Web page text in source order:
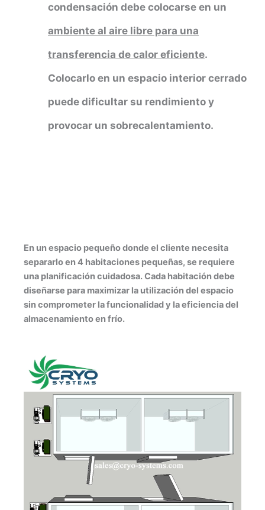
condensación debe colocarse en un
ambiente al aire libre para una
transferencia de calor eficiente.
Colocarlo en un espacio interior cerrado
puede dificultar su rendimiento y
provocar un sobrecalentamiento.
En un espacio pequeño donde el cliente necesita
separarlo en 4 habitaciones pequeñas, se requiere
una planificación cuidadosa. Cada habitación debe
diseñarse para maximizar la utilización del espacio
sin comprometer la funcionalidad y la eficiencia del
almacenamiento en frío.